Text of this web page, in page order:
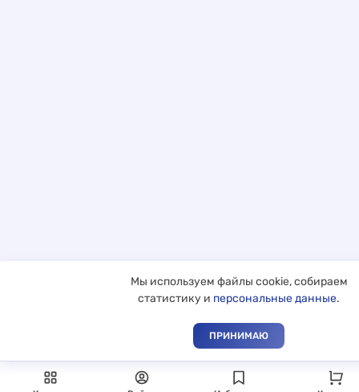
Мы используем файлы cookie, собираем
статистику и персональные данные.
ПРИНИМАЮ